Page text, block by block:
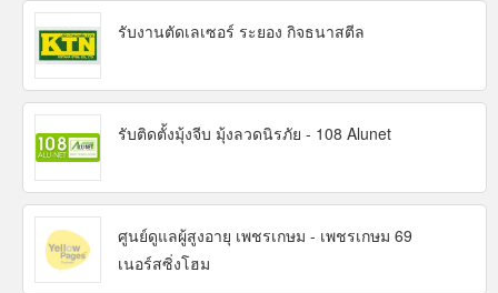
รับงานตัดเลเซอร์ ระยอง กิจธนาสตีล
รับติดตั้งมุ้งจีบ มุ้งลวดนิรภัย - 108 Alunet
ศูนย์ดูแลผู้สูงอายุ เพชรเกษม - เพชรเกษม 69
เนอร์สซิ่งโฮม